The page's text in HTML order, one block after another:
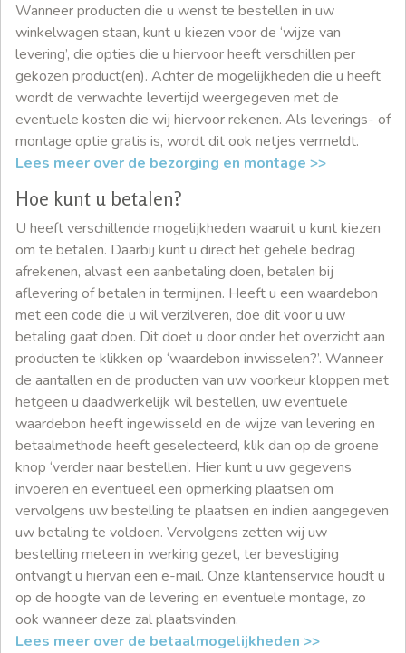
Wanneer producten die u wenst te bestellen in uw
winkelwagen staan, kunt u kiezen voor de ‘wijze van
levering’, die opties die u hiervoor heeft verschillen per
gekozen product(en). Achter de mogelijkheden die u heeft
wordt de verwachte levertijd weergegeven met de
eventuele kosten die wij hiervoor rekenen. Als leverings- of
montage optie gratis is, wordt dit ook netjes vermeldt.
Lees meer over de bezorging en montage >>
Hoe kunt u betalen?
U heeft verschillende mogelijkheden waaruit u kunt kiezen
om te betalen. Daarbij kunt u direct het gehele bedrag
afrekenen, alvast een aanbetaling doen, betalen bij
aflevering of betalen in termijnen. Heeft u een waardebon
met een code die u wil verzilveren, doe dit voor u uw
betaling gaat doen. Dit doet u door onder het overzicht aan
producten te klikken op ‘waardebon inwisselen?’. Wanneer
de aantallen en de producten van uw voorkeur kloppen met
hetgeen u daadwerkelijk wil bestellen, uw eventuele
waardebon heeft ingewisseld en de wijze van levering en
betaalmethode heeft geselecteerd, klik dan op de groene
knop ‘verder naar bestellen’. Hier kunt u uw gegevens
invoeren en eventueel een opmerking plaatsen om
vervolgens uw bestelling te plaatsen en indien aangegeven
uw betaling te voldoen. Vervolgens zetten wij uw
bestelling meteen in werking gezet, ter bevestiging
ontvangt u hiervan een e-mail. Onze klantenservice houdt u
op de hoogte van de levering en eventuele montage, zo
ook wanneer deze zal plaatsvinden.
Lees meer over de betaalmogelijkheden >>